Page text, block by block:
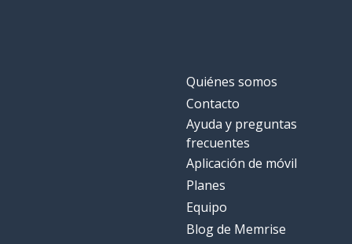
Quiénes somos
Contacto
Ayuda y preguntas
frecuentes
Aplicación de móvil
Planes
Equipo
Blog de Memrise